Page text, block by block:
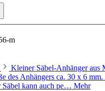
m
Kleiner Säbel-Anhänger aus
des Anhängers ca. 30 x 6
Säbel kann auch pe… Mehr